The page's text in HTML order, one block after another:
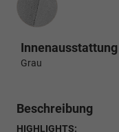
Innenausstattung
Grau
Beschreibung
HIGHLIGHTS: